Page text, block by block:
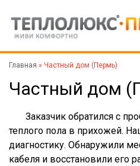
Главная » Частный дом (Пермь)
Частный дом
Заказчик обратился с
теплого пола в прихожей.
диагностику. Обнаружили
кабеля и восстановили его